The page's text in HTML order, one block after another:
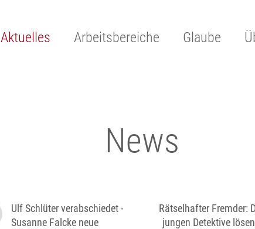
Aktuelles Arbeitsbereiche Glaube
News
Ulf Schlüter verabschiedet -
Susanne Falcke neue
Rätselhafter Fremder:
jungen Detektive